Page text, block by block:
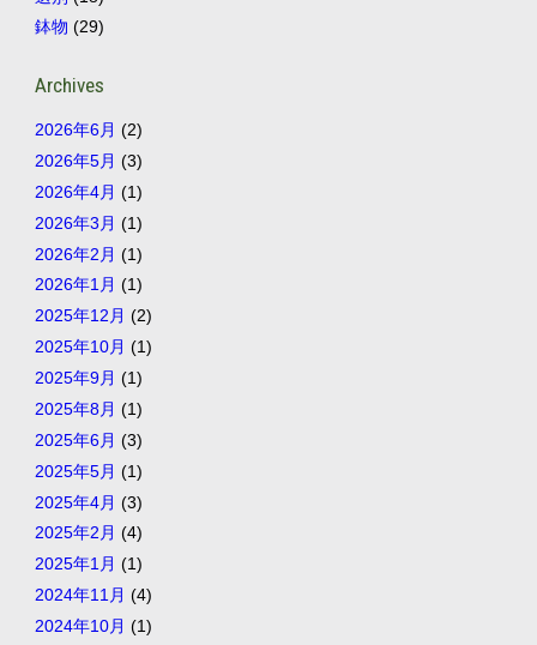
鉢物 (29)
Archives
2026年6月 (2)
2026年5月 (3)
2026年4月 (1)
2026年3月 (1)
2026年2月 (1)
2026年1月 (1)
2025年12月 (2)
2025年10月 (1)
2025年9月 (1)
2025年8月 (1)
2025年6月 (3)
2025年5月 (1)
2025年4月 (3)
2025年2月 (4)
2025年1月 (1)
2024年11月 (4)
2024年10月 (1)